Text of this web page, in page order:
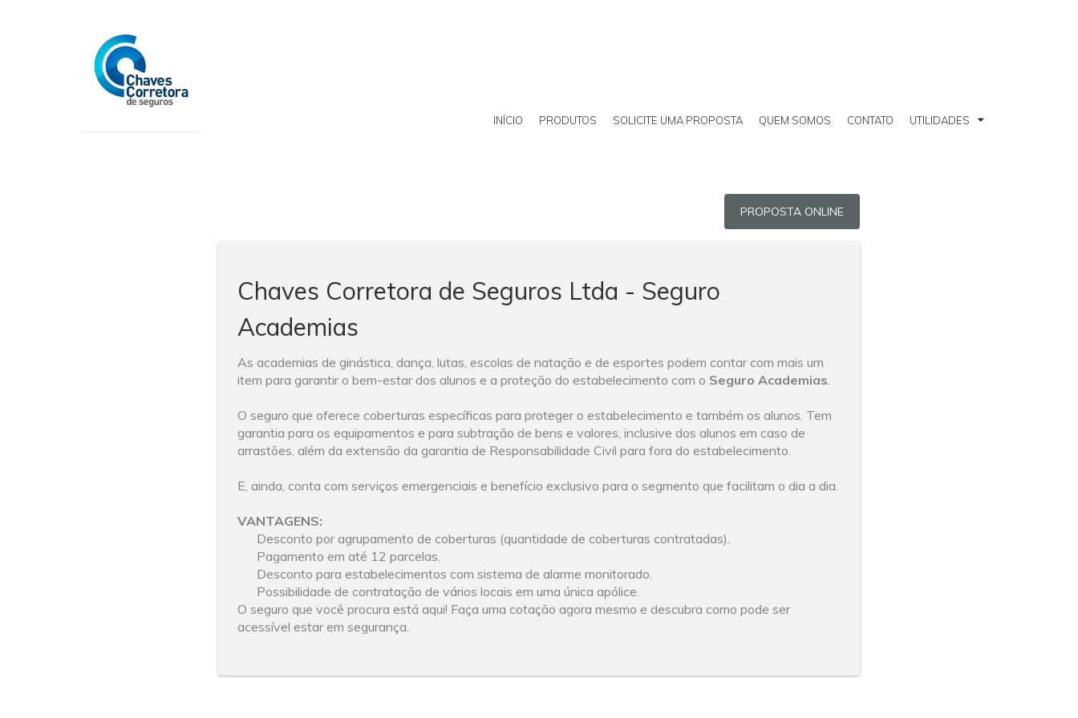
INÍCIO PRODUTOS SOLICITE UMA PROPOSTA QUEM SOMOS CONTATO UTILIDADES
PROPOSTA ONLINE
Chaves Corretora de Seguros Ltda - Seguro
Academias
As academias de ginástica, dança, lutas, escolas de natação e de esportes podem contar com mais um
item para garantir o bem-estar dos alunos e a proteção do estabelecimento com o Seguro Academias.
O seguro que oferece coberturas específicas para proteger o estabelecimento e também os alunos. Tem
garantia para os equipamentos e para subtração de bens e valores, inclusive dos alunos em caso de
arrastões, além da extensão da garantia de Responsabilidade Civil para fora do estabelecimento.
E, ainda, conta com serviços emergenciais e benefício exclusivo para o segmento que facilitam o dia a dia.
VANTAGENS:
Desconto por agrupamento de coberturas (quantidade de coberturas contratadas).
Pagamento em até 12 parcelas.
Desconto para estabelecimentos com sistema de alarme monitorado.
Possibilidade de contratação de vários locais em uma única apólice.
O seguro que você procura está aqui! Faça uma cotação agora mesmo e descubra como pode ser
acessível estar em segurança.